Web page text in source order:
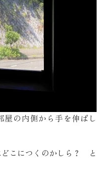
の内側から手を伸ばし
こにつくのかしら？ と